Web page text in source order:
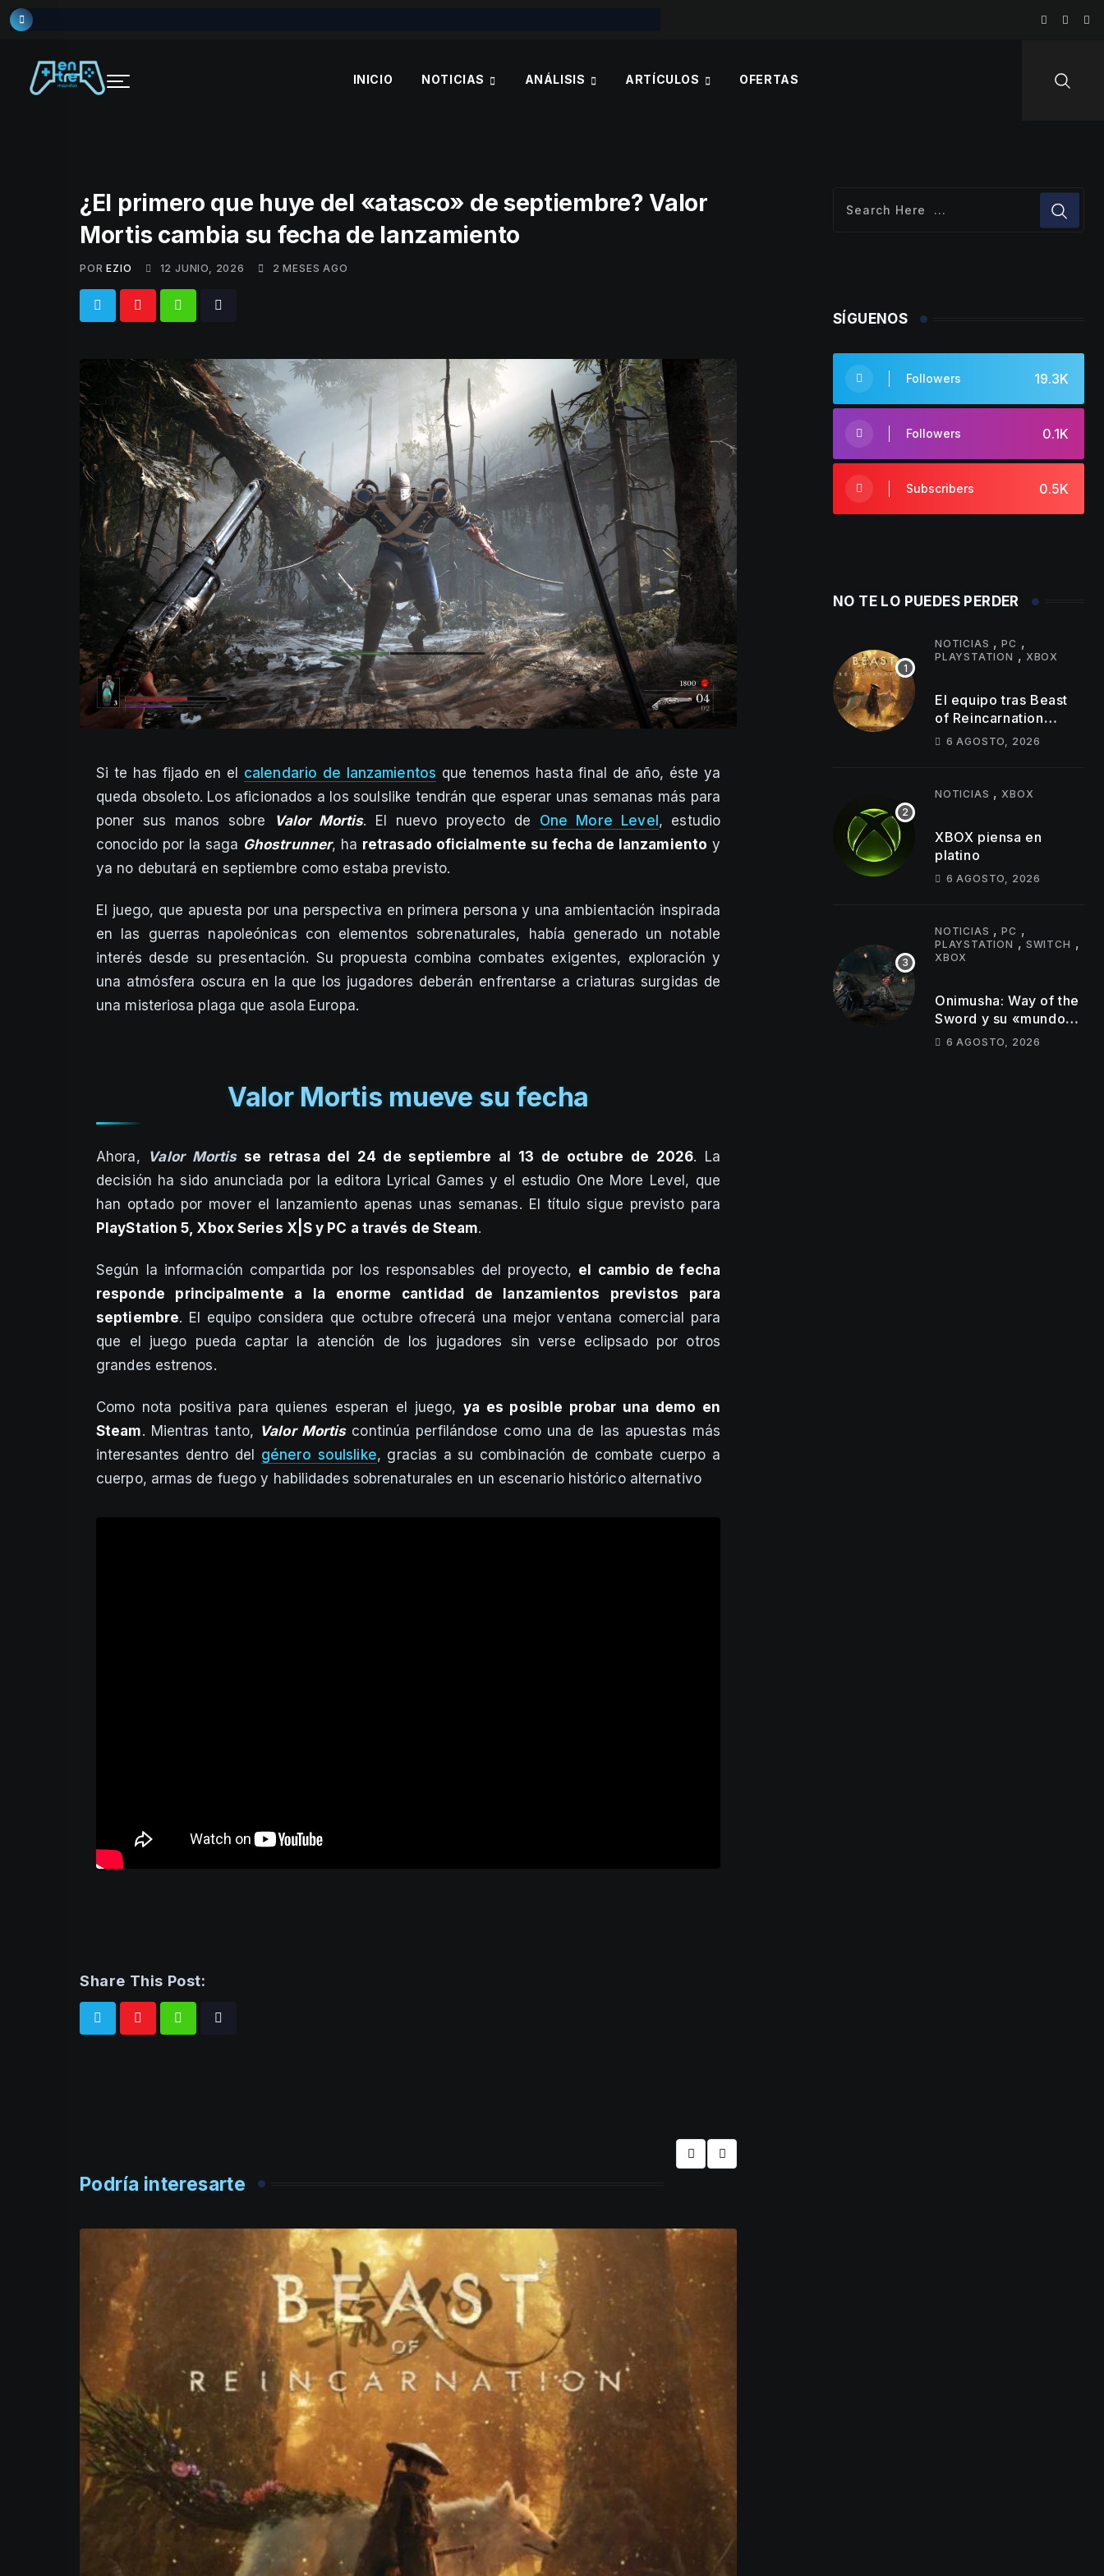
Skip
to
INICIO NOTICIAS ANÁLISIS ARTÍCULOS OFERTAS
¿El primero que huye del «atasco» de septiembre? Valor
Mortis cambia su fecha de lanzamiento
POR EZIO 12 JUNIO, 2026 2 MESES AGO
WhatsappTiktok
Si te has fijado en el calendario de lanzamientos que tenemos hasta final de año, éste ya
queda obsoleto. Los aficionados a los soulslike tendrán que esperar unas semanas más para
poner sus manos sobre
Valor Mortis. El nuevo proyecto de One More Level, estudio
conocido por la saga Ghostrunner, ha retrasado oficialmente su fecha de lanzamiento y
ya no debutará en septiembre como estaba previsto.
El juego, que apuesta por una perspectiva en primera persona y una ambientación inspirada
en las guerras napoleónicas con elementos sobrenaturales, había generado un notable
interés desde su presentación. Su propuesta combina combates exigentes, exploración y
una atmósfera oscura en la que los jugadores deberán enfrentarse a criaturas surgidas de
una misteriosa plaga que asola Europa.
Valor Mortis mueve su fecha
Ahora, Valor Mortisse retrasa del 24 de septiembre al 13 de octubre de 2026. La
decisión ha sido anunciada por la editora Lyrical Games y el estudio One More Level, que
han optado por mover el lanzamiento apenas unas semanas. El título sigue previsto para
PlayStation 5, Xbox Series X|S y PC a través de Steam.
Según la información compartida por los responsables del proyecto, el cambio de fecha
responde principalmente a la enorme cantidad de lanzamientos previstos para
septiembre. El equipo considera que octubre ofrecerá una mejor ventana comercial para
que el juego pueda captar la atención de los jugadores sin verse eclipsado por otros
grandes estrenos.
Como nota positiva para quienes esperan el juego, ya es posible probar una demo en
Steam. Mientras tanto, Valor Mortiscontinúa perfilándose como una de las apuestas más
interesantes dentro del género soulslike, gracias a su combinación de combate cuerpo a
cuerpo, armas de fuego y habilidades sobrenaturales en un escenario histórico alternativo
Share This Post:
WhatsappTiktok
Podría interesarte
SÍGUENOS
19.3K
Followers
0.1K
Followers
0.5K
Subscribers
NO TE LO PUEDES PERDER
NOTICIAS ,PC ,
PLAYSTATION , XBOX
El equipo tras Beast
of Reincarnation
anuncia mejoras en su
llegarán
6 AGOSTO, 2026
NOTICIAS , XBOX
XBOX piensa en
platino
6 AGOSTO, 2026
NOTICIAS ,PC ,
PLAYSTATION , SWITCH ,
XBOX
Onimusha: Way of the
Sword y su «mundo
semiabierto»
6 AGOSTO, 2026